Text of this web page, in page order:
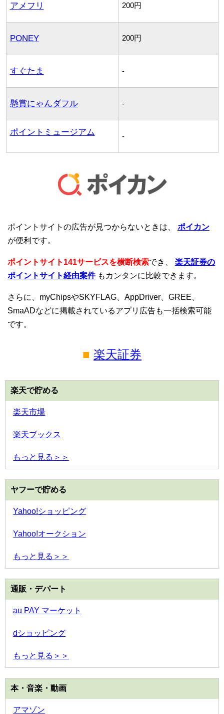
アメフリ 200円
PONEY 200円
すぐたま -
懸賞にゃんダフル -
ポイントミュージアム -
ポイントサイトの広告が見つからないときは、 ポイカン
が便利です。
ポイントサイト141サービスを横断検索でき、 楽天証券の
ポイントサイト経由案件もカンタンに比較できます。
さらに、myChipsやSKYFLAG、AppDriver、GREE、
SmaADなどに掲載されているアプリ広告も一括検索可能
です。
■ 楽天証券
楽天で貯める
楽天市場
楽天ブックス
もっと見る＞＞
ヤフーで貯める
Yahoo!ショッピング
Yahoo!オークション
もっと見る＞＞
通販・デパート
au PAY マーケット
dショッピング
もっと見る＞＞
本・音楽・動画
アマゾン